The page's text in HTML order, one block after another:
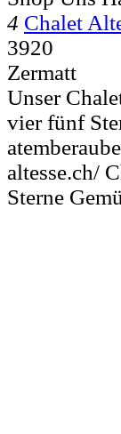
4 Chalet
3920
Zermatt
Unser
vier fünf
altesse.ch/
Sterne